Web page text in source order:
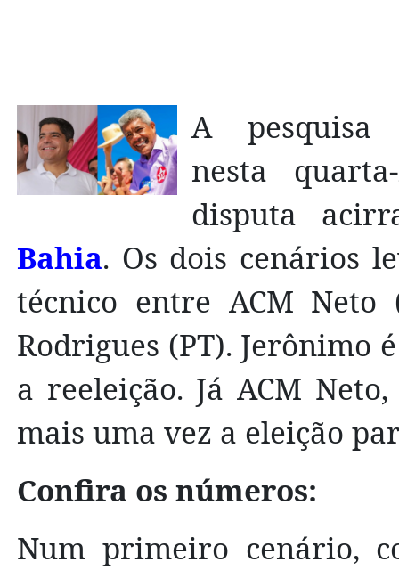
A pesquisa
nesta
disputa
Bahia. Os dois cenários
técnico entre ACM
Rodrigues (PT). Jerônimo
a reeleição. Já ACM
mais uma vez a eleição
Confira os números:
Num primeiro cenário,